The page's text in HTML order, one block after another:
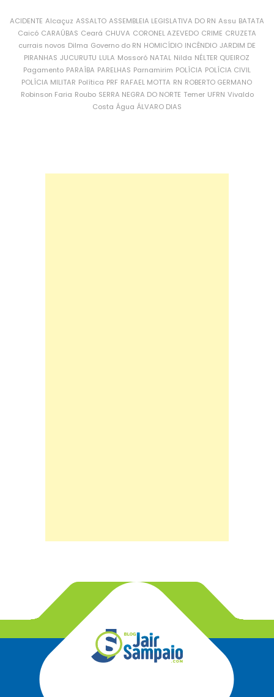
ACIDENTE Alcaçuz ASSALTO ASSEMBLEIA LEGISLATIVA DO RN Assu BATATA
Caicó CARAÚBAS Ceará CHUVA CORONEL AZEVEDO CRIME CRUZETA
currais novos Dilma Governo do RN HOMICÍDIO INCÊNDIO JARDIM DE
PIRANHAS JUCURUTU LULA Mossoró NATAL Nilda NÉLTER QUEIROZ
Pagamento PARAÍBA PARELHAS Parnamirim POLÍCIA POLÍCIA CIVIL
POLÍCIA MILITAR Política PRF RAFAEL MOTTA RN ROBERTO GERMANO
Robinson Faria Roubo SERRA NEGRA DO NORTE Temer UFRN Vivaldo
Costa Água ÁLVARO DIAS